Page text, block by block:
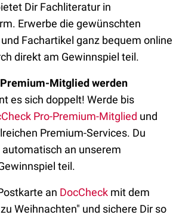
Dir Fachliteratur in
Erwerbe die gewünschten
Fachartikel ganz bequem online
direkt am Gewinnspiel teil.
Mitglied werden
es sich doppelt! Werde bis
Pro-Premium-Mitglied und
Premium-Services. Du
an unserem
teil.
an DocCheck mit dem
Weihnachten" und sichere Dir so